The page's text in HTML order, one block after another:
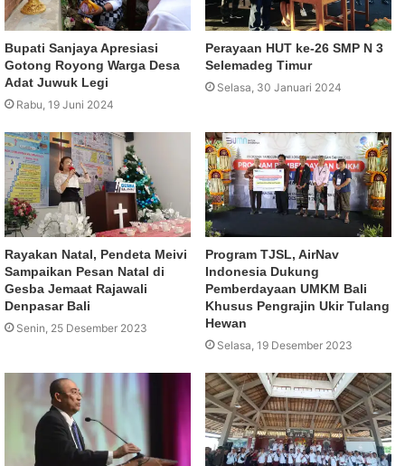
Bupati Sanjaya Apresiasi
Gotong Royong Warga Desa
Adat Juwuk Legi
Rabu, 19 Juni 2024
Perayaan HUT ke-26 SMP N 3
Selemadeg Timur
Selasa, 30 Januari 2024
Rayakan Natal, Pendeta Meivi
Sampaikan Pesan Natal di
Gesba Jemaat Rajawali
Denpasar Bali
Senin, 25 Desember 2023
Program TJSL, AirNav
Indonesia Dukung
Pemberdayaan UMKM Bali
Khusus Pengrajin Ukir Tulang
Hewan
Selasa, 19 Desember 2023